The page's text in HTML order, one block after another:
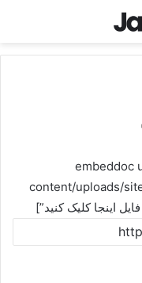
[embeddoc
content/uploads/